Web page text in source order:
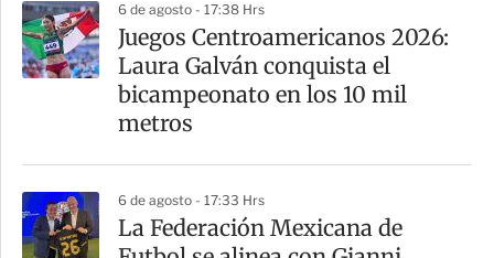
6 de agosto - 17:38 Hrs
Juegos Centroamericanos 2026:
Laura Galván conquista el
bicampeonato en los 10 mil
metros
6 de agosto - 17:33 Hrs
La Federación Mexicana de